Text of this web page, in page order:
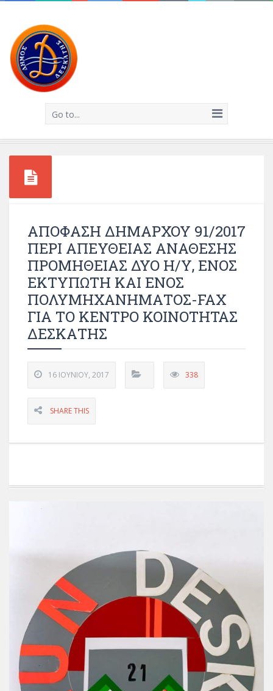
Go to...
ΑΠΟΦΑΣΗ ΔΗΜΑΡΧΟΥ 91/2017
ΠΕΡΙ ΑΠΕΥΘΕΙΑΣ ΑΝΑΘΕΣΗΣ
ΠΡΟΜΗΘΕΙΑΣ ΔΥΟ Η/Υ, ΕΝΟΣ
ΕΚΤΥΠΩΤΗ ΚΑΙ ΕΝΟΣ
ΠΟΛΥΜΗΧΑΝΗΜΑΤΟΣ-FAX
ΓΙΑ ΤΟ ΚΕΝΤΡΟ ΚΟΙΝΟΤΗΤΑΣ
ΔΕΣΚΑΤΗΣ
16 ΙΟΥΝΊΟΥ, 2017 338
SHARE THIS